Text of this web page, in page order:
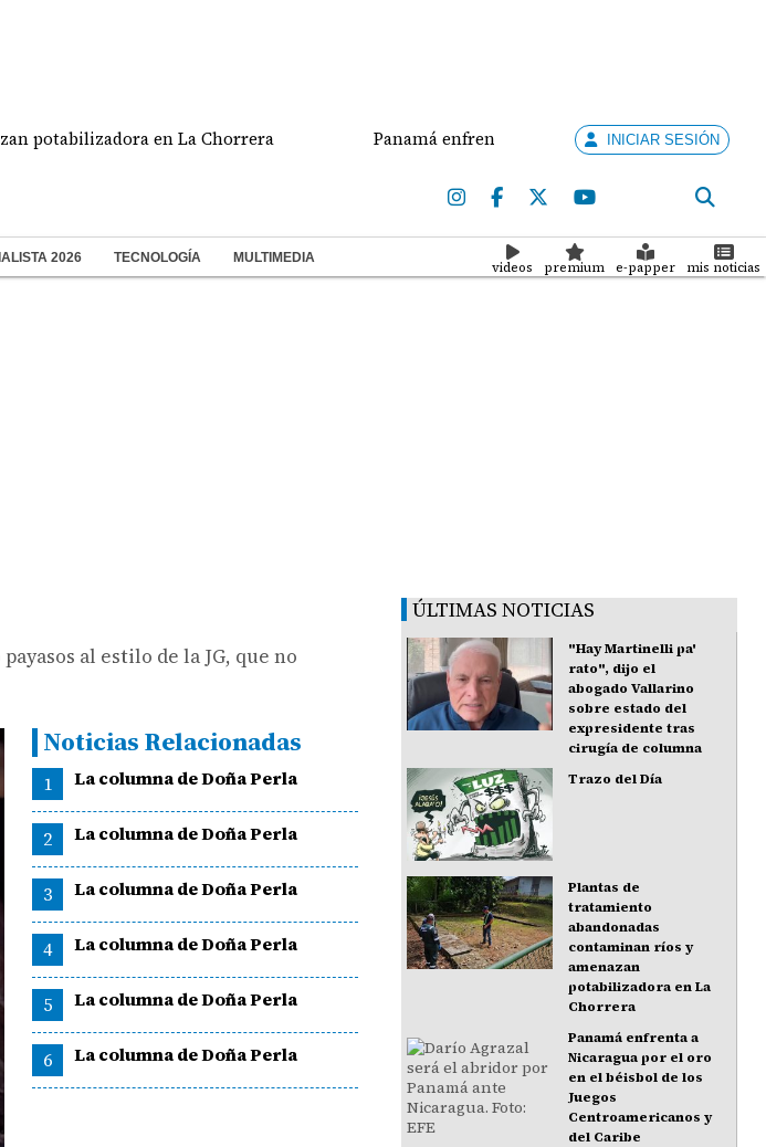
en La Chorrera Panamá enfrenta a Nicaragua por el oro en el
INICIAR SESIÓN
2026 TECNOLOGÍA MULTIMEDIA
videos premium e-papper mis noticias
al estilo de la JG, que no
Noticias Relacionadas
1 La columna de Doña Perla
2 La columna de Doña Perla
3 La columna de Doña Perla
4 La columna de Doña Perla
5 La columna de Doña Perla
6 La columna de Doña Perla
ÚLTIMAS NOTICIAS
"Hay Martinelli pa'
rato", dijo el
abogado Vallarino
sobre estado del
expresidente tras
cirugía de columna
Trazo del Día
Plantas de
tratamiento
abandonadas
contaminan ríos y
amenazan
potabilizadora en La
Chorrera
Panamá enfrenta a
Nicaragua por el oro
en el béisbol de los
Juegos
Centroamericanos y
del Caribe